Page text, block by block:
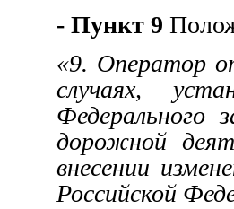
- Пункт 9
«9. Оператор
случаях,
Федерального
дорожной
внесении
Российской